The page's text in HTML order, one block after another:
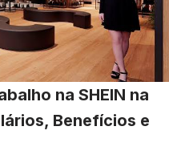
na SHEIN na
Benefícios e